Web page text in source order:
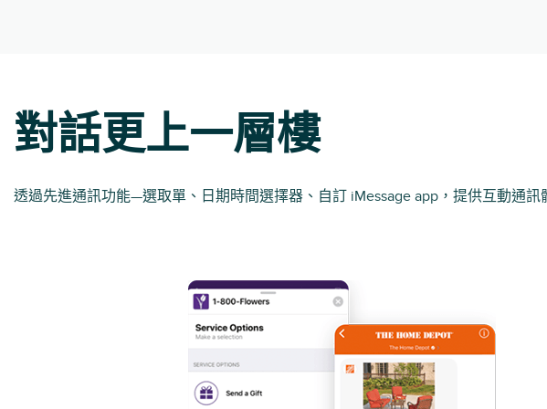
對話更上一層樓
透過先進通訊功能—選取單、日期時間選擇器、自訂 iMessage app，提供互動通訊